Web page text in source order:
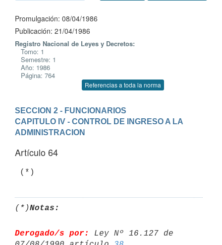
Promulgación: 08/04/1986
Publicación: 21/04/1986
Registro Nacional de Leyes y Decretos:
Tomo: 1
Semestre: 1
Año: 1986
Página: 764
Referencias a toda la norma
SECCION 2 - FUNCIONARIOS
CAPITULO IV - CONTROL DE INGRESO A LA
ADMINISTRACION
Artículo 64
(*)Notas:
Derogado/s por:
Ley Nº 16.127 de